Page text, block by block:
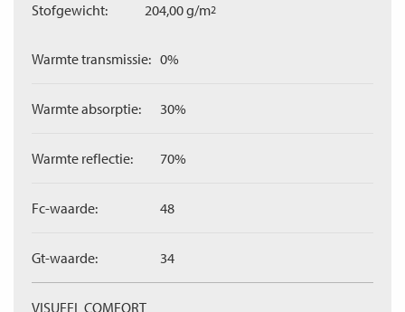
Stofgewicht: 204,00 g/m2
Warmte transmissie: 0%
Warmte absorptie: 30%
Warmte reflectie: 70%
Fc-waarde: 48
Gt-waarde: 34
VISUEEL COMFORT